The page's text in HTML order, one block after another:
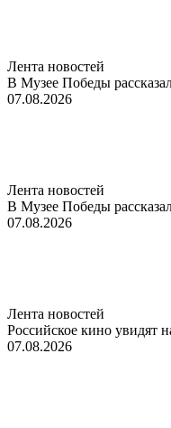
Лента новостей
В Музее Победы
07.08.2026
Лента новостей
В Музее Победы
07.08.2026
Лента новостей
Российское кино увидят
07.08.2026